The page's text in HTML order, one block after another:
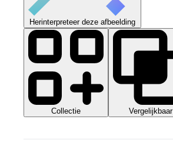
Herinterpreteer deze afbeelding
Collectie Vergelijkbaar